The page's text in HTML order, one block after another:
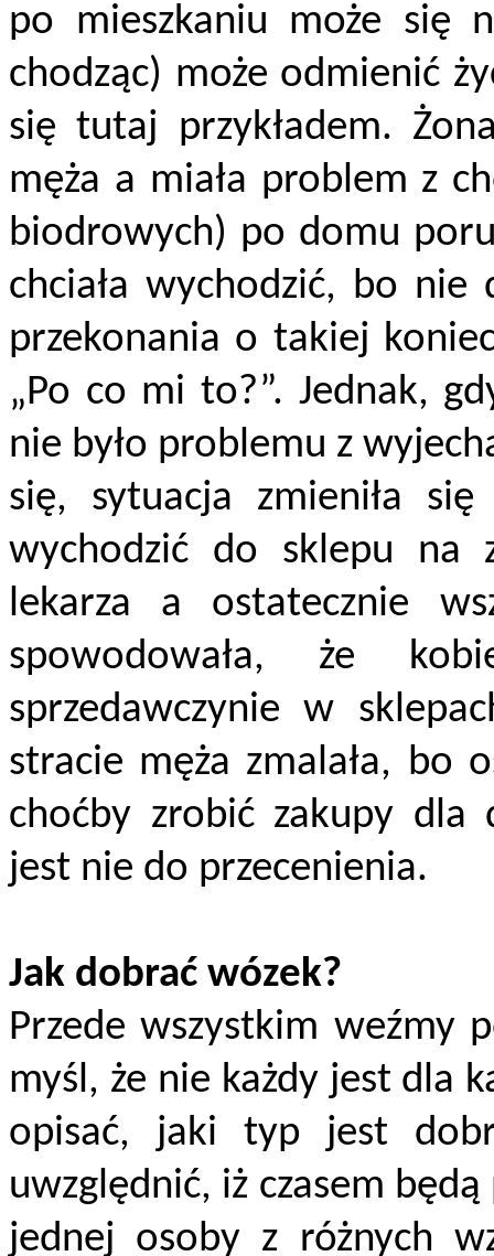
po mieszkaniu może się
chodząc) może odmienić
się tutaj przykładem.
męża a miała problem z
biodrowych) po domu
chciała wychodzić, bo
przekonania o takiej
„Po co mi to?”. Jednak,
nie było problemu z
się, sytuacja zmieniła
wychodzić do sklepu na
lekarza a ostatecznie
spowodowała, że
sprzedawczynie w
stracie męża zmalała, bo
choćby zrobić zakupy dla
jest nie do przecenienia.
Jak dobrać wózek?
Przede wszystkim weźmy
myśl, że nie każdy jest dla
opisać, jaki typ jest
uwzględnić, iż czasem
jednej osoby z różnych